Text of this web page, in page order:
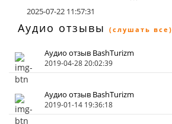
2025-07-22 11:57:31
Аудио отзывы (слушать все)
Аудио отзыв BashTurizm
2019-04-28 20:02:39
Аудио отзыв BashTurizm
2019-01-14 19:36:18